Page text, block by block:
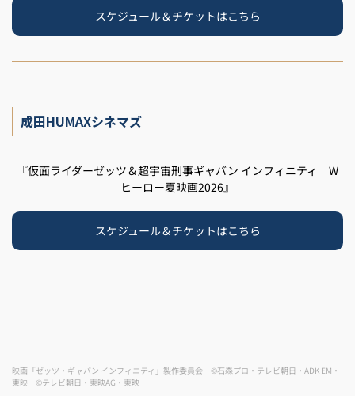
スケジュール＆チケットはこちら
成田HUMAXシネマズ
『仮面ライダーゼッツ＆超宇宙刑事ギャバン インフィニティ W
ヒーロー夏映画2026』
スケジュール＆チケットはこちら
映画「ゼッツ・ギャバン インフィニティ」製作委員会 ©石森プロ・テレビ朝日・ADK EM・
東映 ©テレビ朝日・東映AG・東映